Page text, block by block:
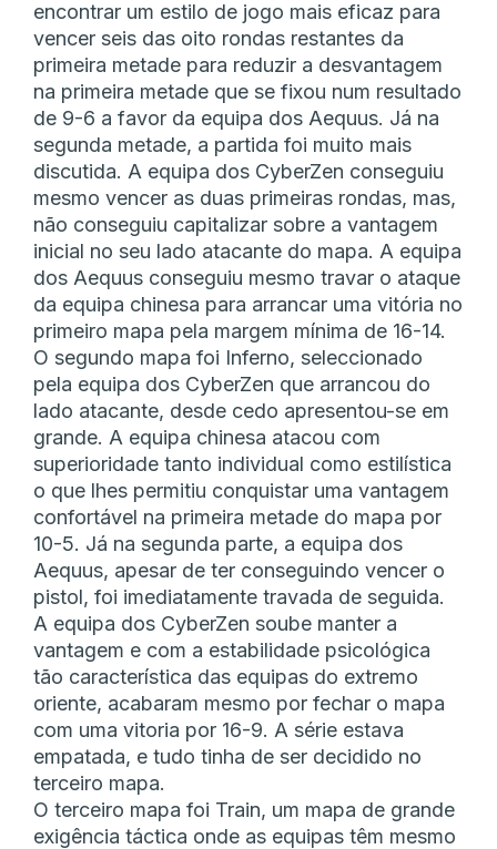
encontrar um estilo de jogo mais eficaz para
vencer seis das oito rondas restantes da
primeira metade para reduzir a desvantagem
na primeira metade que se fixou num resultado
de 9-6 a favor da equipa dos Aequus. Já na
segunda metade, a partida foi muito mais
discutida. A equipa dos CyberZen conseguiu
mesmo vencer as duas primeiras rondas, mas,
não conseguiu capitalizar sobre a vantagem
inicial no seu lado atacante do mapa. A equipa
dos Aequus conseguiu mesmo travar o ataque
da equipa chinesa para arrancar uma vitória no
primeiro mapa pela margem mínima de 16-14.
O segundo mapa foi Inferno, seleccionado
pela equipa dos CyberZen que arrancou do
lado atacante, desde cedo apresentou-se em
grande. A equipa chinesa atacou com
superioridade tanto individual como estilística
o que lhes permitiu conquistar uma vantagem
confortável na primeira metade do mapa por
10-5. Já na segunda parte, a equipa dos
Aequus, apesar de ter conseguindo vencer o
pistol, foi imediatamente travada de seguida.
A equipa dos CyberZen soube manter a
vantagem e com a estabilidade psicológica
tão característica das equipas do extremo
oriente, acabaram mesmo por fechar o mapa
com uma vitoria por 16-9. A série estava
empatada, e tudo tinha de ser decidido no
terceiro mapa.
O terceiro mapa foi Train, um mapa de grande
exigência táctica onde as equipas têm mesmo